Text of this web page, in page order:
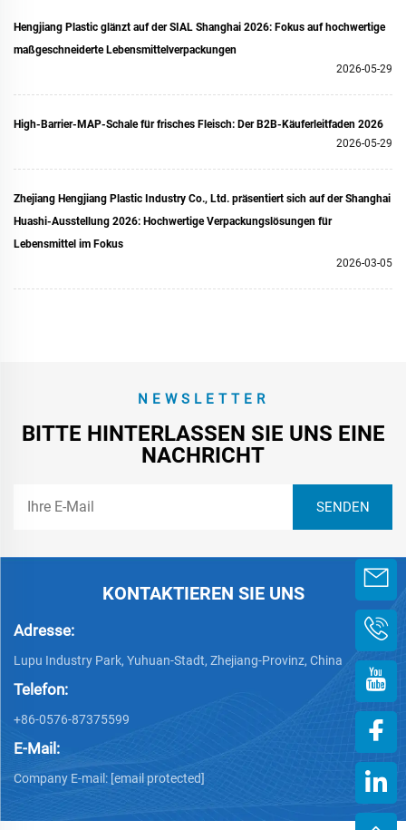
Hengjiang Plastic glänzt auf der SIAL Shanghai 2026: Fokus auf hochwertige
maßgeschneiderte Lebensmittelverpackungen
2026-05-29
High-Barrier-MAP-Schale für frisches Fleisch: Der B2B-Käuferleitfaden 2026
2026-05-29
Zhejiang Hengjiang Plastic Industry Co., Ltd. präsentiert sich auf der Shanghai
Huashi-Ausstellung 2026: Hochwertige Verpackungslösungen für
Lebensmittel im Fokus
2026-03-05
NEWSLETTER
BITTE HINTERLASSEN SIE UNS EINE
NACHRICHT
KONTAKTIEREN SIE UNS
Adresse:
Lupu Industry Park, Yuhuan-Stadt, Zhejiang-Provinz, China
Telefon:
+86-0576-87375599
E-Mail:
Company E-mail: [email protected]